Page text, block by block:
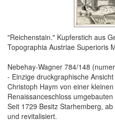
"Reichenstain." Kupferstich aus
Topographia Austriae Superioris
Nebehay-Wagner 784/148
- Einzige druckgraphische
Christoph Haym von einer
Renaissanceschloss
Seit 1729 Besitz Starhemberg,
und revitalisiert.